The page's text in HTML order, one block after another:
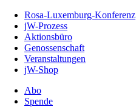
Inhalt
Seite
Rosa-Luxemburg-Konferenz
jW-Prozess
Aktionsbüro
Genossenschaft
Veranstaltungen
jW-Shop
Abo
Spende